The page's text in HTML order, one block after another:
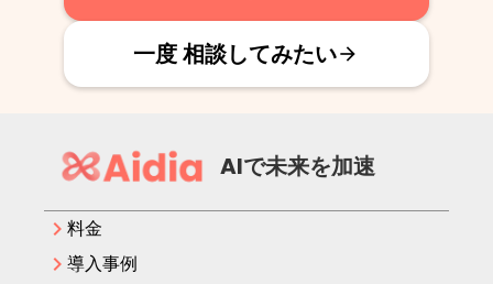
一度 相談してみたいarrow_forward
AIで未来を加速
keyboard_arrow_right料金
keyboard_arrow_right導入事例